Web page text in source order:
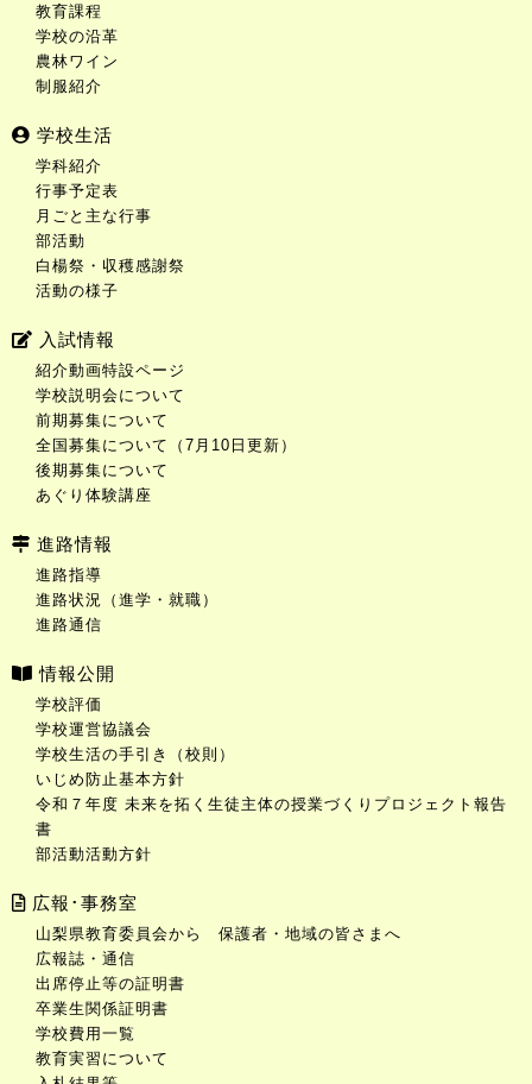
教育課程
学校の沿革
農林ワイン
制服紹介
学校生活
学科紹介
行事予定表
月ごと主な行事
部活動
白楊祭・収穫感謝祭
活動の様子
入試情報
紹介動画特設ページ
学校説明会について
前期募集について
全国募集について（7月10日更新）
後期募集について
あぐり体験講座
進路情報
進路指導
進路状況（進学・就職）
進路通信
情報公開
学校評価
学校運営協議会
学校生活の手引き（校則）
いじめ防止基本方針
令和７年度 未来を拓く生徒主体の授業づくりプロジェクト報告
書
部活動活動方針
広報･事務室
山梨県教育委員会から 保護者・地域の皆さまへ
広報誌・通信
出席停止等の証明書
卒業生関係証明書
学校費用一覧
教育実習について